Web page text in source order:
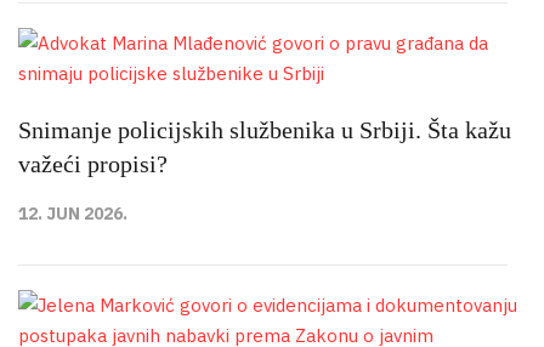
Snimanje policijskih službenika u Srbiji. Šta kažu
važeći propisi?
12. JUN 2026.